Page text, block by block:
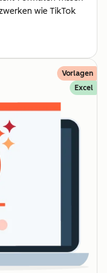
wie TikTok
Vorlagen
Excel